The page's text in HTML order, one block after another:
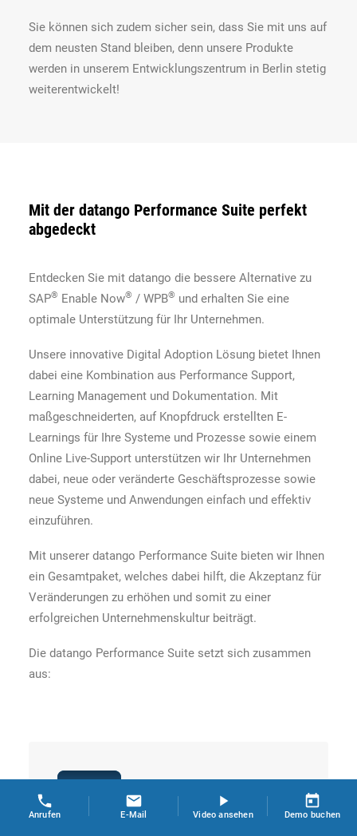
Sie können sich zudem sicher sein, dass Sie mit uns auf
dem neusten Stand bleiben, denn unsere Produkte
werden in unserem Entwicklungszentrum in Berlin stetig
weiterentwickelt!
Mit der datango Performance Suite perfekt
abgedeckt
Entdecken Sie mit datango die bessere Alternative zu
SAP® Enable Now® / WPB® und erhalten Sie eine
optimale Unterstützung für Ihr Unternehmen.
Unsere innovative Digital Adoption Lösung bietet Ihnen
dabei eine Kombination aus Performance Support,
Learning Management und Dokumentation. Mit
maßgeschneiderten, auf Knopfdruck erstellten E-
Learnings für Ihre Systeme und Prozesse sowie einem
Online Live-Support unterstützen wir Ihr Unternehmen
dabei, neue oder veränderte Geschäftsprozesse sowie
neue Systeme und Anwendungen einfach und effektiv
einzuführen.
Mit unserer datango Performance Suite bieten wir Ihnen
ein Gesamtpaket, welches dabei hilft, die Akzeptanz für
Veränderungen zu erhöhen und somit zu einer
erfolgreichen Unternehmenskultur beiträgt.
Die datango Performance Suite setzt sich zusammen
aus:
Anrufen E-Mail Video ansehen Demo buchen